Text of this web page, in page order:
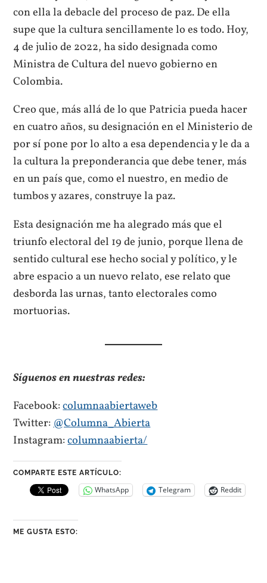
con ella la debacle del proceso de paz. De ella
supe que la cultura sencillamente lo es todo. Hoy,
4 de julio de 2022, ha sido designada como
Ministra de Cultura del nuevo gobierno en
Colombia.
Creo que, más allá de lo que Patricia pueda hacer
en cuatro años, su designación en el Ministerio de
por sí pone por lo alto a esa dependencia y le da a
la cultura la preponderancia que debe tener, más
en un país que, como el nuestro, en medio de
tumbos y azares, construye la paz.
Esta designación me ha alegrado más que el
triunfo electoral del 19 de junio, porque llena de
sentido cultural ese hecho social y político, y le
abre espacio a un nuevo relato, ese relato que
desborda las urnas, tanto electorales como
mortuorias.
Síguenos en nuestras redes:
Facebook:columnaabiertaweb
Twitter:@Columna_Abierta
Instagram:columnaabierta/
COMPARTE ESTE ARTÍCULO:
WhatsApp Telegram Reddit
ME GUSTA ESTO: